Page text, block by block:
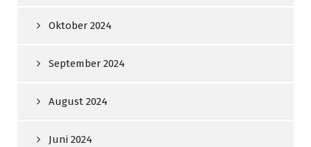
Oktober 2024
September 2024
August 2024
Juni 2024